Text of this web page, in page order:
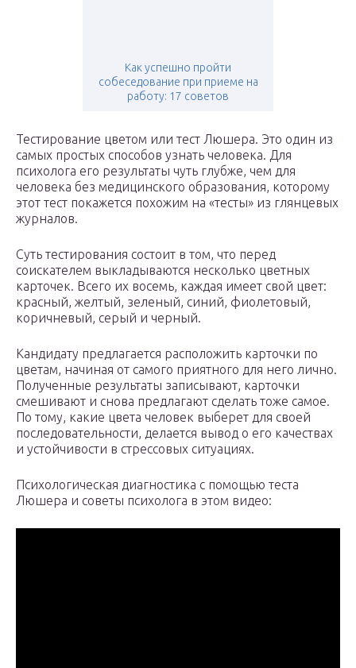
Как успешно пройти
собеседование при приеме на
работу: 17 советов
Тестирование цветом или тест Люшера. Это один из
самых простых способов узнать человека. Для
психолога его результаты чуть глубже, чем для
человека без медицинского образования, которому
этот тест покажется похожим на «тесты» из глянцевых
журналов.
Суть тестирования состоит в том, что перед
соискателем выкладываются несколько цветных
карточек. Всего их восемь, каждая имеет свой цвет:
красный, желтый, зеленый, синий, фиолетовый,
коричневый, серый и черный.
Кандидату предлагается расположить карточки по
цветам, начиная от самого приятного для него лично.
Полученные результаты записывают, карточки
смешивают и снова предлагают сделать тоже самое.
По тому, какие цвета человек выберет для своей
последовательности, делается вывод о его качествах
и устойчивости в стрессовых ситуациях.
Психологическая диагностика с помощью теста
Люшера и советы психолога в этом видео: